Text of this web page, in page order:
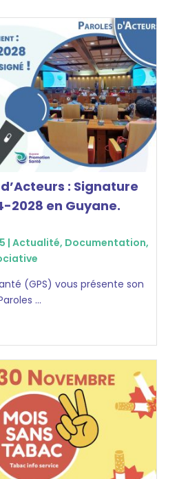
: Signature
2028 en Guyane.
| Actualité, Documentation,
(GPS) vous présente son
...